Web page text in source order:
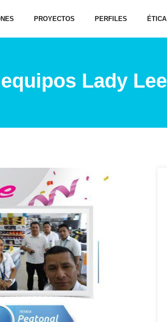
PROYECTOS PERFILES ÉTICA
Lady Lee